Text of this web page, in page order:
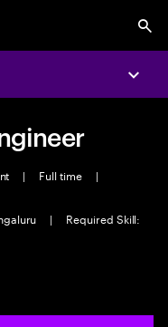
| Full time
|
|
Required Skill: